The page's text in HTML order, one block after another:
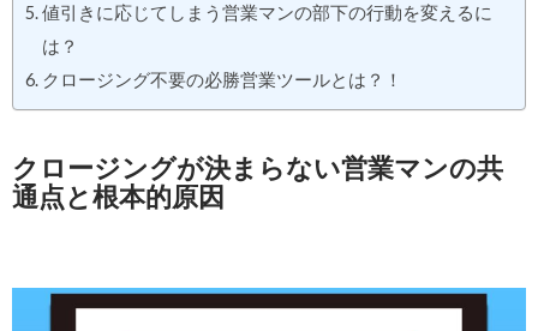
値引きに応じてしまう営業マンの部下の行動を変えるに
は？
クロージング不要の必勝営業ツールとは？！
クロージングが決まらない営業マンの共
通点と根本的原因